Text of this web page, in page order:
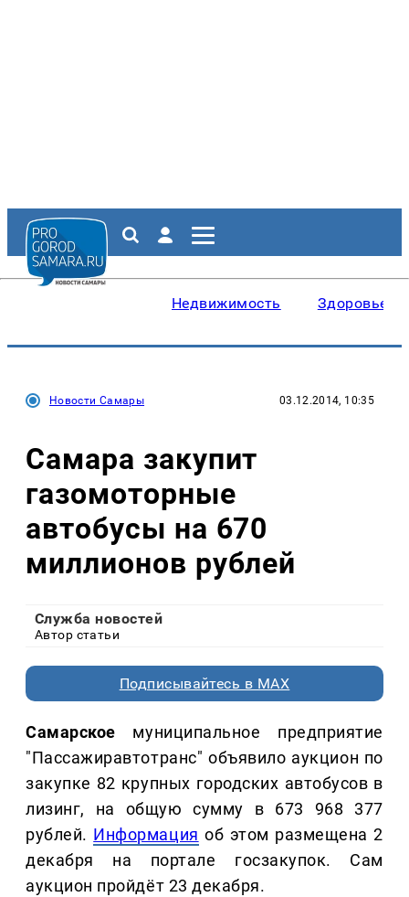
Недвижимость Здоровье
Новости Самары 03.12.2014, 10:35
Самара закупит
газомоторные
автобусы на 670
миллионов рублей
Служба новостей
Автор статьи
Подписывайтесь в MAX
Самарское муниципальное предприятие
"Пассажиравтотранс" объявило аукцион по
закупке 82 крупных городских автобусов в
лизинг, на общую сумму в 673 968 377
рублей. Информация об этом размещена 2
декабря на портале госзакупок. Сам
аукцион пройдёт 23 декабря.